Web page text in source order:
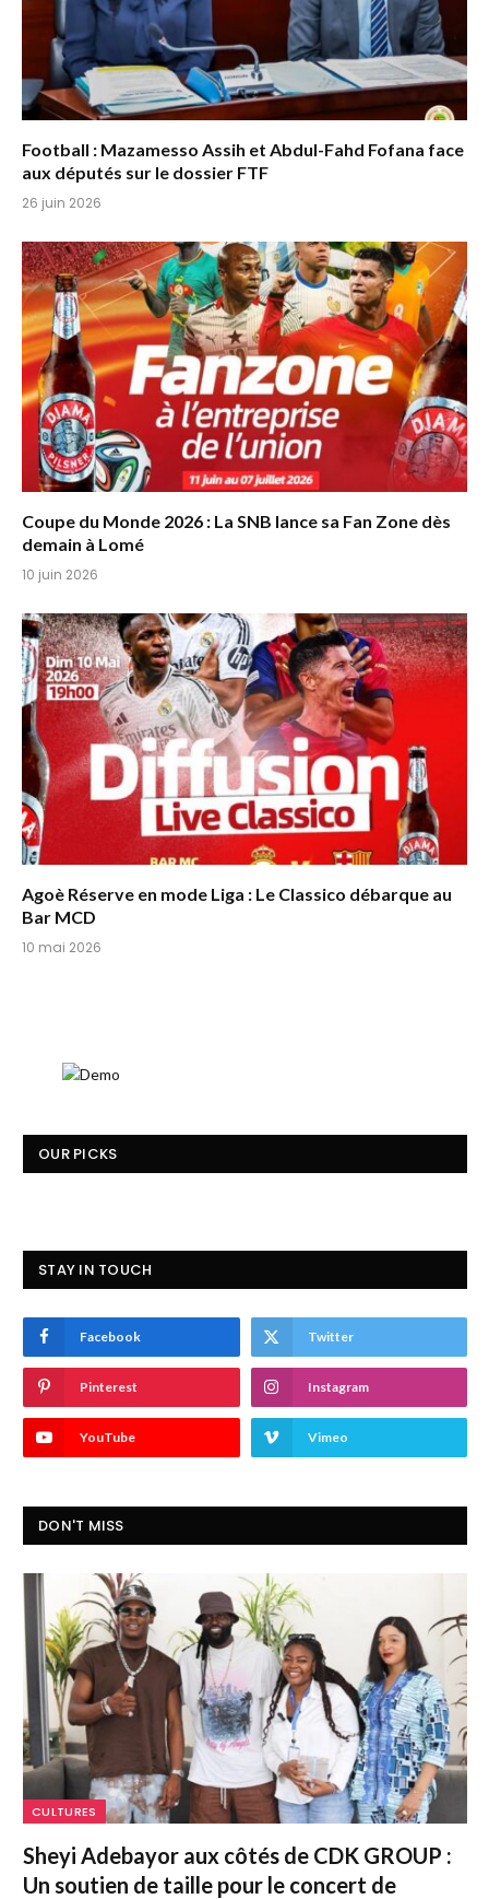
Football : Mazamesso Assih et Abdul-Fahd Fofana face
aux députés sur le dossier FTF
26 juin 2026
Coupe du Monde 2026 : La SNB lance sa Fan Zone dès
demain à Lomé
10 juin 2026
Agoè Réserve en mode Liga : Le Classico débarque au
Bar MCD
10 mai 2026
OUR PICKS
STAY IN TOUCH
Facebook Twitter
Pinterest Instagram
YouTube Vimeo
DON'T MISS
CULTURES
Sheyi Adebayor aux côtés de CDK GROUP :
Un soutien de taille pour le concert de